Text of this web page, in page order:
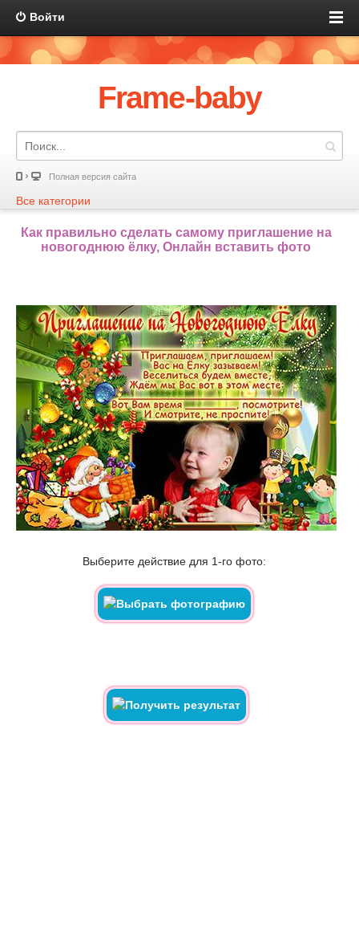
Войти
Frame-baby
Полная версия сайта
Все категории
Как правильно сделать самому приглашение на
новогоднюю ёлку, Онлайн вставить фото
Выберите действие для 1-го фото: